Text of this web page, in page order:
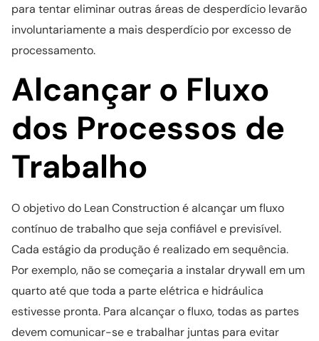
para tentar eliminar outras áreas de desperdício levarão
involuntariamente a mais desperdício por excesso de
processamento.
Alcançar o Fluxo
dos Processos de
Trabalho
O objetivo do Lean Construction é alcançar um fluxo
contínuo de trabalho que seja confiável e previsível.
Cada estágio da produção é realizado em sequência.
Por exemplo, não se começaria a instalar drywall em um
quarto até que toda a parte elétrica e hidráulica
estivesse pronta. Para alcançar o fluxo, todas as partes
devem comunicar-se e trabalhar juntas para evitar